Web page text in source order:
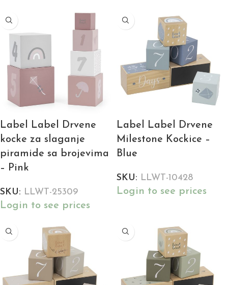
Label Label Drvene
kocke za slaganje
piramide sa brojevima
– Pink
SKU: LLWT-25309
Login to see prices
Label Label Drvene
Milestone Kockice –
Blue
SKU: LLWT-10428
Login to see prices